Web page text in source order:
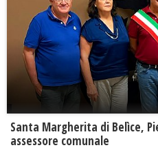
Santa Margherita di Belìce,
assessore comunale